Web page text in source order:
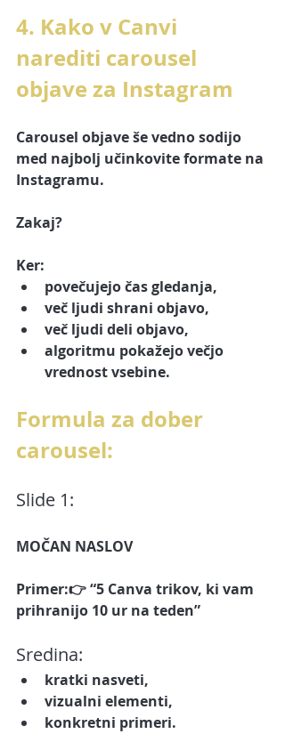
4. Kako v Canvi
narediti carousel
objave za Instagram
Carousel objave še vedno sodijo
med najbolj učinkovite formate na
Instagramu.
Zakaj?
Ker:
povečujejo čas gledanja,
več ljudi shrani objavo,
več ljudi deli objavo,
algoritmu pokažejo večjo
vrednost vsebine.
Formula za dober
carousel:
Slide 1:
MOČAN NASLOV
Primer:👉 “5 Canva trikov, ki vam
prihranijo 10 ur na teden”
Sredina:
kratki nasveti,
vizualni elementi,
konkretni primeri.